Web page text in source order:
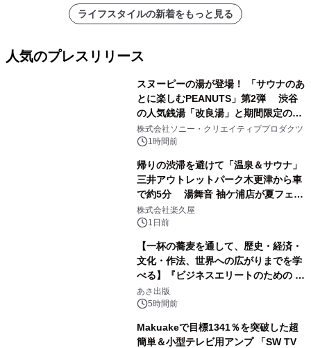
ライフスタイルの新着をもっと見る
人気のプレスリリース
スヌーピーの湯が登場！ 「サウナのあ
とに楽しむPEANUTS」第2弾 渋谷
の人気銭湯「改良湯」と期間限定のコ
ラボレーション サウナイキタイコラ
ボグッズも発売決定！
株式会社ソニー・クリエイティブプロダクツ
1時間前
帰りの渋滞を避けて「温泉＆サウナ」
三井アウトレットパーク木更津から車
で約5分 湯舞音 袖ケ浦店が夏フェア
メニューを提供
株式会社楽久屋
1日前
【一杯の蕎麦を通して、歴史・経済・
文化・作法、世界への広がりまでを学
べる】『ビジネスエリートのための 教
養としての蕎麦』2026年8月25日
（火）発売
あさ出版
5時間前
Makuakeで目標1341％を突破した超
簡単＆小型テレビ用アンプ 「SW TV